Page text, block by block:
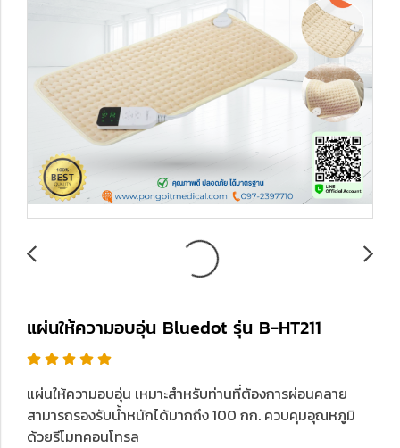
แผ่นให้ความอบอุ่น Bluedot รุ่น B-HT211
แผ่นให้ความอบอุ่น เหมาะสำหรับท่านที่ต้องการผ่อนคลาย
สามารถรองรับน้ำหนักได้มากถึง 100 กก. ควบคุมอุณหภูมิ
ด้วยรีโมทคอนโทรล